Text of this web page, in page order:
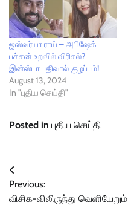
ஐஸ்வர்யா ராய் – அபிஷேக்
பச்சன் உறவில் விரிசல்?
இன்ஸ்டா பதிவால் குழப்பம்!
August 13, 2024
In "புதிய செய்தி"
Posted in புதிய செய்தி
Post
navigation
Previous:
விசிக-விலிருந்து வெளியேறும்